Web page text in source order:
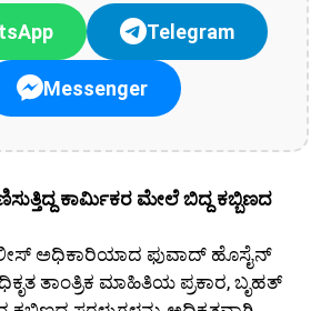
Telegram
Messenger
ಕಾರ್ಮಿಕರ ಮೇಲೆ ಬಿದ್ದ ಕಬ್ಬಿಣದ
ಅಧಿಕಾರಿಯಾದ ಫುವಾದ್ ಹೊಸೈನ್
ತಾಂತ್ರಿಕ ಮಾಹಿತಿಯ ಪ್ರಕಾರ, ಬೃಹತ್